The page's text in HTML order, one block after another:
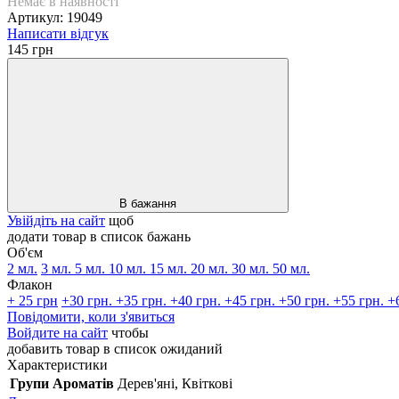
Артикул: 19049
Написати відгук
145 грн
В бажання
Увійдіть на сайт щоб
додати товар в список бажань
Об'єм
2 мл. 3 мл. 5 мл. 10 мл. 15 мл. 20 мл. 30 мл. 50 мл.
Флакон
+ 25 грн +30 грн. +35 грн. +40 грн. +45 грн. +50 грн. +55 грн.
Повідомити, коли з'явиться
Войдите на сайт чтобы
добавить товар в список ожиданий
Характеристики
Групи Ароматів Дерев'яні, Квіткові